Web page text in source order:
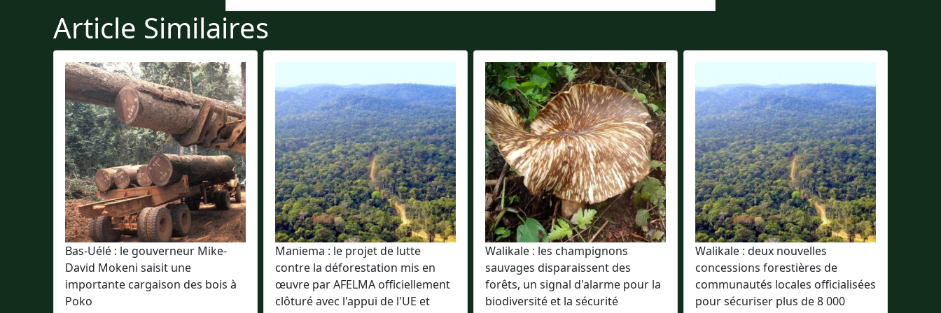
Article Similaires
Bas-Uélé : le gouverneur Mike-
David Mokeni saisit une
importante cargaison des bois à
Poko
Maniema : le projet de lutte
contre la déforestation mis en
œuvre par AFELMA officiellement
clôturé avec l'appui de l'UE et
Walikale : les champignons
sauvages disparaissent des
forêts, un signal d'alarme pour la
biodiversité et la sécurité
Walikale : deux nouvelles
concessions forestières de
communautés locales officialisées
pour sécuriser plus de 8 000